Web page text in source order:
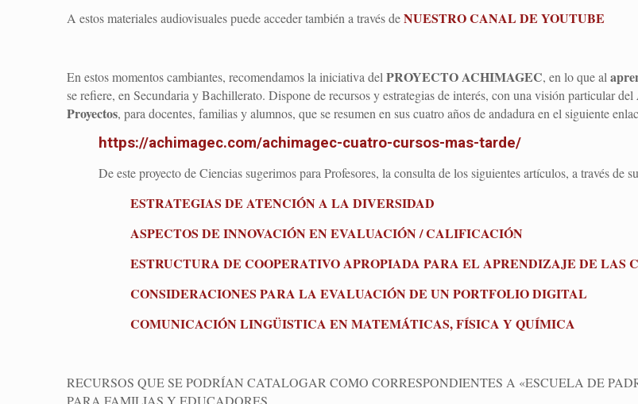
A estos materiales audiovisuales puede acceder también a través deNUESTRO CANAL DE YOUTUBE
En estos momentos cambiantes, recomendamos la iniciativa del PROYECTO ACHIMAGEC, en lo que al
se refiere, en Secundaria y Bachillerato. Dispone de recursos y estrategias de interés, con una visión particular del
Proyectos, para docentes, familias y alumnos, que se resumen en sus cuatro años de andadura en el siguiente
https://achimagec.com/achimagec-cuatro-cursos-mas-tarde/
De este proyecto de Ciencias sugerimos para Profesores, la consulta de los siguientes artículos, a través de
ESTRATEGIAS DE ATENCIÓN A LA DIVERSIDAD
ASPECTOS DE INNOVACIÓN EN EVALUACIÓN / CALIFICACIÓN
ESTRUCTURA DE COOPERATIVO APROPIADA PARA EL APRENDIZAJE DE LAS
CONSIDERACIONES PARA LA EVALUACIÓN DE UN PORTFOLIO DIGITAL
COMUNICACIÓN LINGÜISTICA EN MATEMÁTICAS, FÍSICA Y QUÍMICA
RECURSOS QUE SE PODRÍAN CATALOGAR COMO CORRESPONDIENTES A «ESCUELA DE
PARA FAMILIAS Y EDUCADORES.